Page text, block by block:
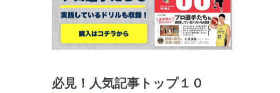
必見！人気記事トップ１０